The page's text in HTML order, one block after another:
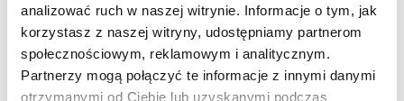
analizować ruch w naszej witrynie. Informacje o tym, jak
korzystasz z naszej witryny, udostępniamy partnerom
społecznościowym, reklamowym i analitycznym.
Partnerzy mogą połączyć te informacje z innymi danymi
otrzymanymi od Ciebie lub uzyskanymi podczas
Wyświetlono 1–4 z 4 wyników